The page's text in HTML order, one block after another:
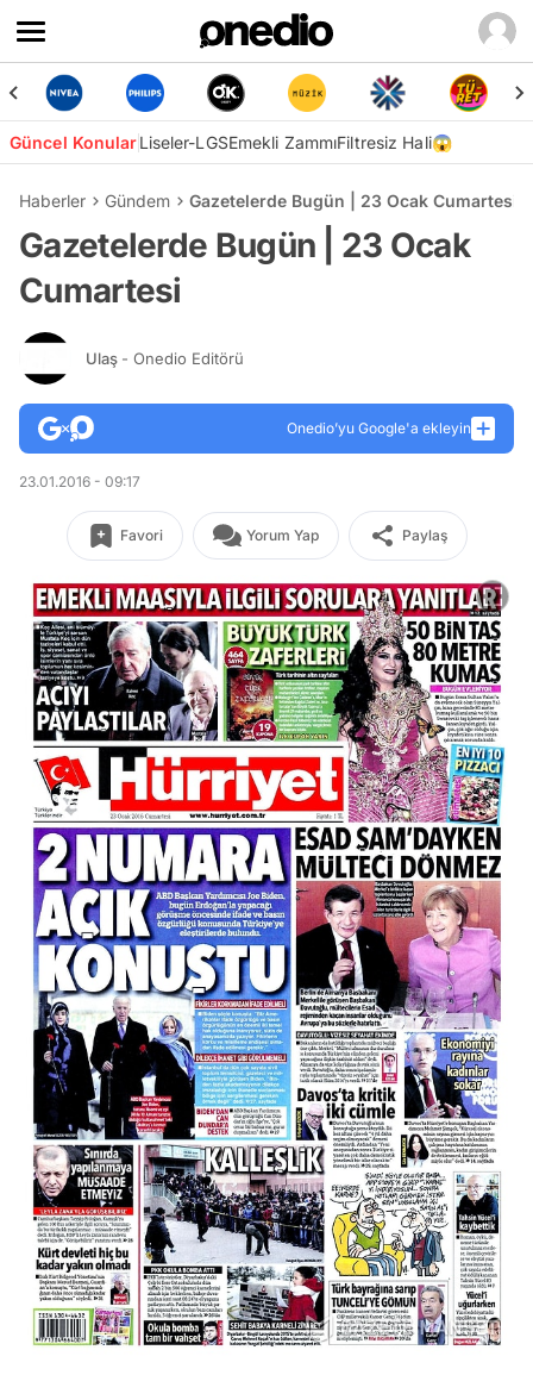
Güncel KonularLiseler-LGSEmekli ZammıFiltresiz Hali😱
Haberler Gündem Gazetelerde Bugün | 23 Ocak Cumartesi
Gazetelerde Bugün | 23 Ocak
Cumartesi
Ulaş - Onedio Editörü
Onedio’yu Google'a ekleyin
23.01.2016 - 09:17
Favori Yorum Yap Paylaş